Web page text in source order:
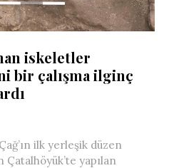
iskeletler
bir çalışma ilginç
ilk yerleşik düzen
yapılan